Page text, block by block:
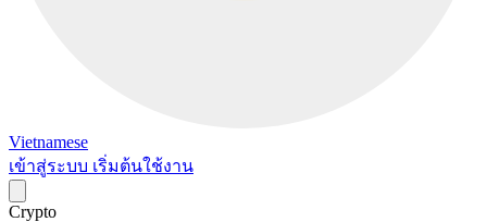
Vietnamese
เข้าสู่ระบบ เริ่มต้นใช้งาน
Crypto